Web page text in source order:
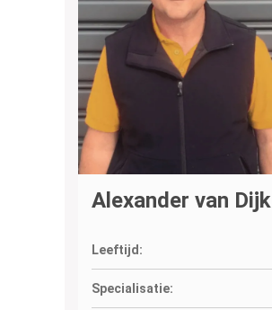
Alexander van Dijk
Leeftijd:
Specialisatie: